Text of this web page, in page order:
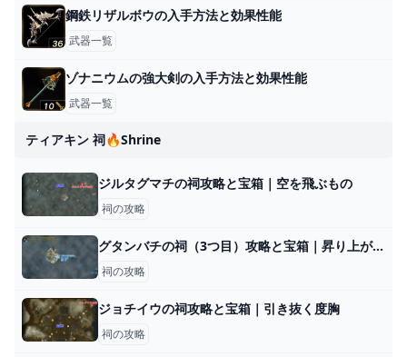
鋼鉄リザルボウの入手方法と効果性能
武器一覧
ゾナニウムの強大剣の入手方法と効果性能
武器一覧
ティアキン 祠🔥shrine
ジルタグマチの祠攻略と宝箱｜空を飛ぶもの
祠の攻略
グタンバチの祠（3つ目）攻略と宝箱｜昇り上がる力
祠の攻略
ジョチイウの祠攻略と宝箱｜引き抜く度胸
祠の攻略